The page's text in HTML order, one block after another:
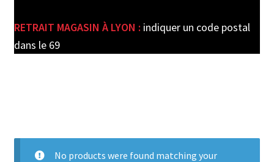
RETRAIT MAGASIN À LYON : indiquer un code postal
dans le 69
No products were found matching your